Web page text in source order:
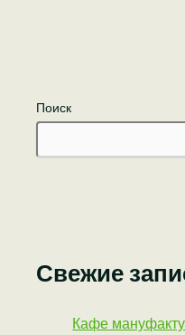
Поиск
Свежие
Кафе